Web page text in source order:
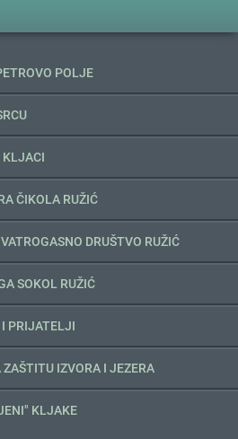
POLJE
KLJACI
ČIKOLA RUŽIĆ
DRUŠTVO RUŽIĆ
SOKOL RUŽIĆ
I PRIJATELJI
ZAŠTITU IZVORA I JEZERA
KLJAKE